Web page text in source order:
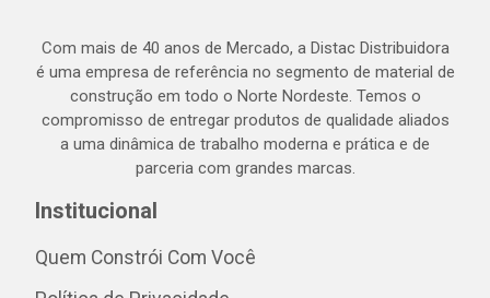
Com mais de 40 anos de Mercado, a Distac Distribuidora
é uma empresa de referência no segmento de material de
construção em todo o Norte Nordeste. Temos o
compromisso de entregar produtos de qualidade aliados
a uma dinâmica de trabalho moderna e prática e de
parceria com grandes marcas.
Institucional
Quem Constrói Com Você